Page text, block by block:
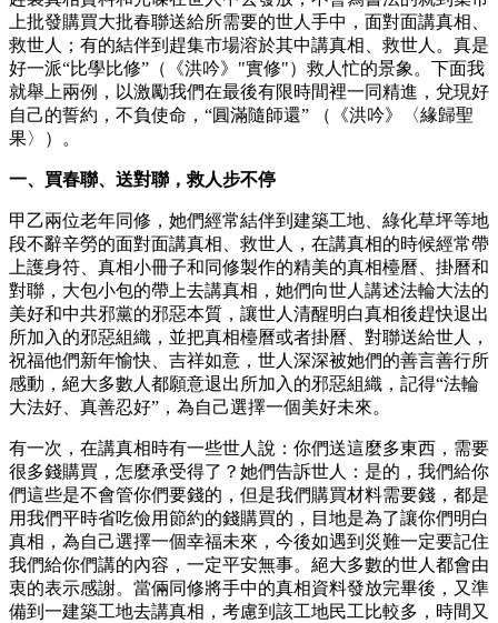
上批發購買大批春聯送給所需要的世人手中，面對面講真相、
救世人；有的結伴到趕集市場溶於其中講真相、救世人。真是
好一派“比學比修”（《洪吟》"實修"）救人忙的景象。下面我
就舉上兩例，以激勵我們在最後有限時間裡一同精進，兌現好
自己的誓約，不負使命，“圓滿隨師還” （《洪吟》〈緣歸聖
果〉）。
一、買春聯、送對聯，救人步不停
甲乙兩位老年同修，她們經常結伴到建築工地、綠化草坪等地
段不辭辛勞的面對面講真相、救世人，在講真相的時候經常帶
上護身符、真相小冊子和同修製作的精美的真相檯曆、掛曆和
對聯，大包小包的帶上去講真相，她們向世人講述法輪大法的
美好和中共邪黨的邪惡本質，讓世人清醒明白真相後趕快退出
所加入的邪惡組織，並把真相檯曆或者掛曆、對聯送給世人，
祝福他們新年愉快、吉祥如意，世人深深被她們的善言善行所
感動，絕大多數人都願意退出所加入的邪惡組織，記得“法輪
大法好、真善忍好”，為自己選擇一個美好未來。
有一次，在講真相時有一些世人說：你們送這麼多東西，需要
很多錢購買，怎麼承受得了？她們告訴世人：是的，我們給你
們這些是不會管你們要錢的，但是我們購買材料需要錢，都是
用我們平時省吃儉用節約的錢購買的，目地是為了讓你們明白
真相，為自己選擇一個幸福未來，今後如遇到災難一定要記住
我們給你們講的內容，一定平安無事。絕大多數的世人都會由
衷的表示感謝。當倆同修將手中的真相資料發放完畢後，又準
備到一建築工地去講真相，考慮到該工地民工比較多，時間又